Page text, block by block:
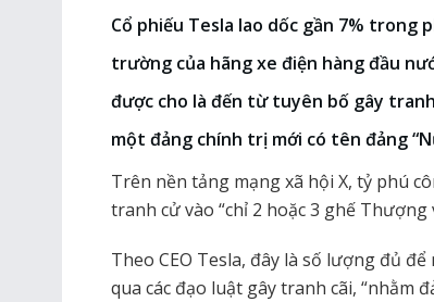
Cổ phiếu Tesla lao dốc gần 7% trong
trường của hãng xe điện hàng đầu
được cho là đến từ tuyên bố gây tranh
một đảng chính trị mới có tên đảng
Trên nền tảng mạng xã hội X, tỷ phú
tranh cử vào “chỉ 2 hoặc 3 ghế
Theo CEO Tesla, đây là số lượng đủ
qua các đạo luật gây tranh cãi, “nhằm